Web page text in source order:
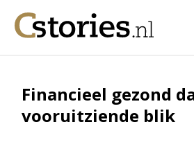
Financieel gezond
vooruitziende blik